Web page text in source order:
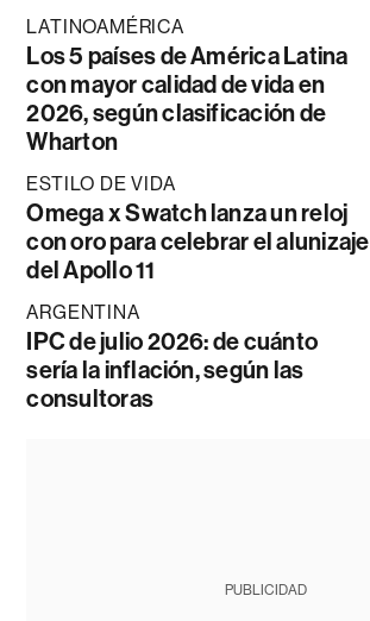
LATINOAMÉRICA
Los 5 países de América Latina
con mayor calidad de vida en
2026, según clasificación de
Wharton
ESTILO DE VIDA
Omega x Swatch lanza un reloj
con oro para celebrar el alunizaje
del Apollo 11
ARGENTINA
IPC de julio 2026: de cuánto
sería la inflación, según las
consultoras
PUBLICIDAD